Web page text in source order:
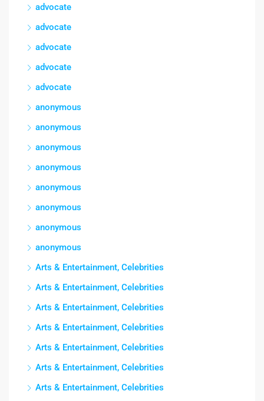
advocate
advocate
advocate
advocate
advocate
anonymous
anonymous
anonymous
anonymous
anonymous
anonymous
anonymous
anonymous
Arts & Entertainment, Celebrities
Arts & Entertainment, Celebrities
Arts & Entertainment, Celebrities
Arts & Entertainment, Celebrities
Arts & Entertainment, Celebrities
Arts & Entertainment, Celebrities
Arts & Entertainment, Celebrities